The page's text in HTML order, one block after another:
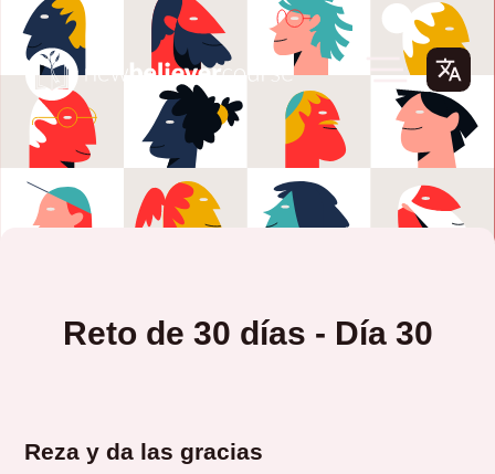
Reto de 30 días - Día 30
Reza y da las gracias